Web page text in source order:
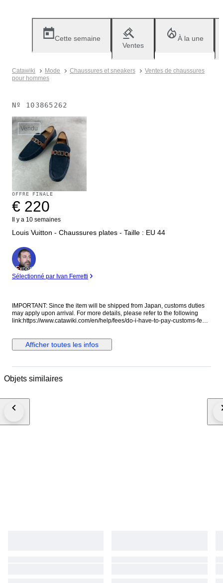
Cette semaine
Ventes
À la une
Catawiki Mode Chaussures et sneakers
Ventes de chaussures
pour hommes
Nº 103865262
Vendu
OFFRE FINALE
€ 220
Il y a 10 semaines
Louis Vuitton - Chaussures plates - Taille : EU 44
Expert
Sélectionné par Ivan Ferretti
IMPORTANT: Since the item will be shipped from Japan, customs duties
may apply upon arrival. For more details, please refer to the following
link:https://www.catawiki.com/en/help/fees/do-i-have-to-pay-customs-fees
determine if import duties or taxes are applicable. We cannot be held
responsible for any expenses incurred for importing items into the
cancel/withdraw they will bear risk, cost of all shipping and return import
Expedited shipping & insured worldwide, (DHL ）
Afficher toutes les infos
Objets similaires